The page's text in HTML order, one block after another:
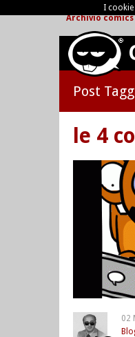
Archivio comics
Post
le 4
02
I